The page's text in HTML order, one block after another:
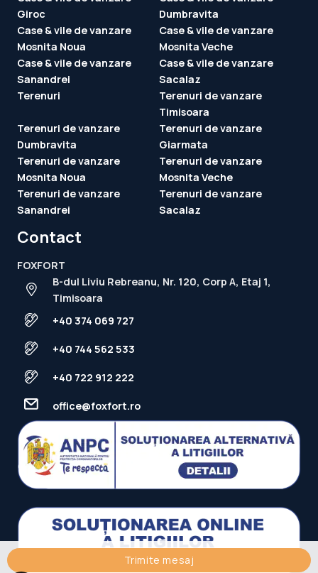
Trimite mesaj
Giroc
Dumbravita
Case & vile de vanzare
Mosnita Noua
Case & vile de vanzare
Mosnita Veche
Case & vile de vanzare
Sanandrei
Case & vile de vanzare
Sacalaz
Terenuri
Terenuri de vanzare
Timisoara
Terenuri de vanzare
Dumbravita
Terenuri de vanzare
Giarmata
Terenuri de vanzare
Mosnita Noua
Terenuri de vanzare
Mosnita Veche
Terenuri de vanzare
Sanandrei
Terenuri de vanzare
Sacalaz
Contact
FOXFORT
B-dul Liviu Rebreanu, Nr. 120, Corp A, Etaj 1,
Timisoara
+40 374 069 727
+40 744 562 533
+40 722 912 222
office@foxfort.ro